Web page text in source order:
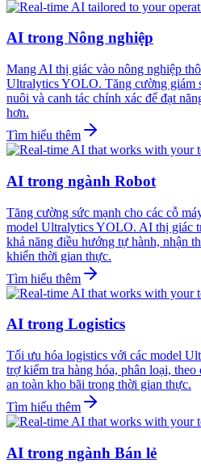
AI trong Nông nghiệp
Mang AI thị giác vào nông nghiệp
Ultralytics YOLO. Tăng cường giám
nuôi và canh tác chính xác để đạt
hơn.
Tìm hiểu thêm
AI trong ngành Robot
Tăng cường sức mạnh cho các cỗ
model Ultralytics YOLO. AI thị giác
khả năng điều hướng tự hành, nhận
khiển thời gian thực.
Tìm hiểu thêm
AI trong Logistics
Tối ưu hóa logistics với các model
trợ kiểm tra hàng hóa, phân loại,
an toàn kho bãi trong thời gian thực.
Tìm hiểu thêm
AI trong ngành Bán lẻ